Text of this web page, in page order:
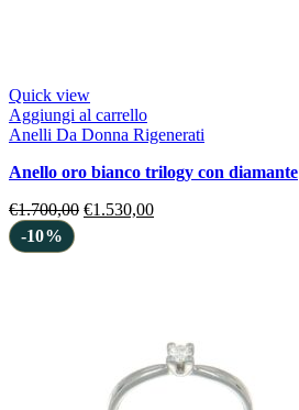
Quick view
Aggiungi al carrello
Anelli Da Donna Rigenerati
anello oro bianco trilogy con diamante
€1.700,00 €1.530,00
-10%